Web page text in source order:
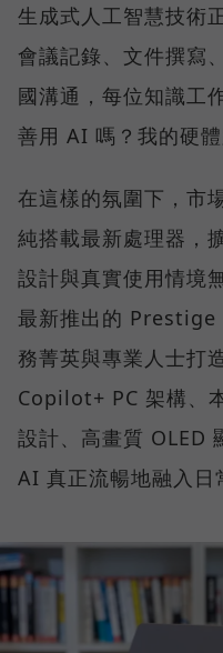
生成式人工智慧技術
會議記錄、文件撰寫
國溝通，每位知識工
善用 AI 嗎？我的硬體
在這樣的氛圍下，市
純搭載最新處理器，
設計與真實使用情境
最新推出的
務菁英與專業人士打
Copilot+ PC 架構、
設計、高畫質 OLED
AI 真正流暢地融入日